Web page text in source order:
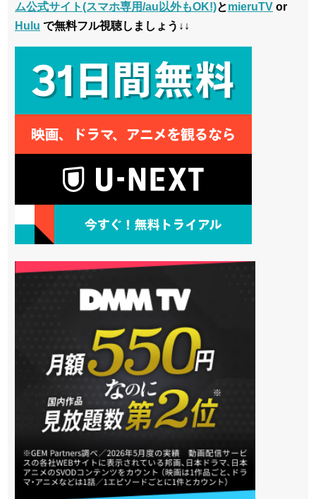
ム公式サイト(スマホ専用/au以外もOK!)とmieruTV or
Hulu で無料フル視聴しましょう↓↓